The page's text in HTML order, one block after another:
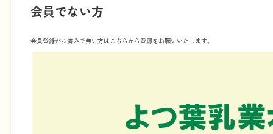
会員でない方
会員登録がお済みで無い方はこちらから登録をお願いいたします。